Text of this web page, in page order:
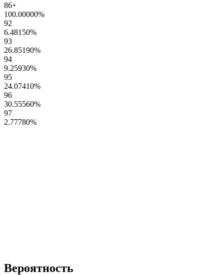
86+
100.00000%
92
6.48150%
93
26.85190%
94
9.25930%
95
24.07410%
96
30.55560%
97
2.77780%
Вероятность